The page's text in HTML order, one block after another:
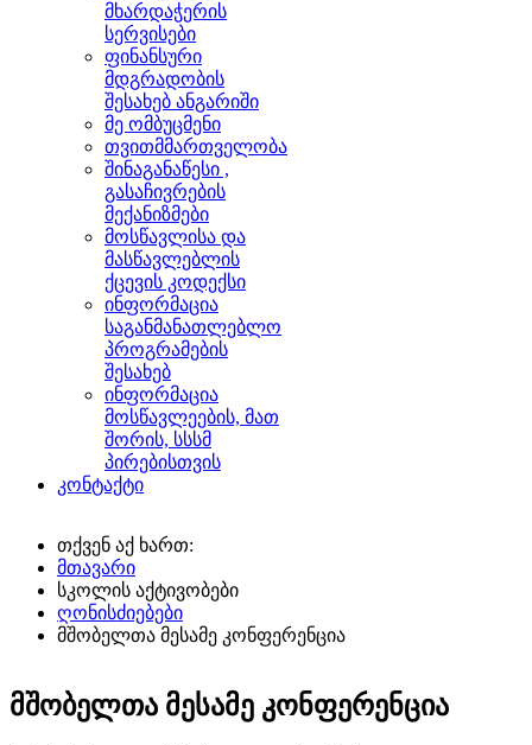
მხარდაჭერის
სერვისები
ფინანსური
მდგრადობის
შესახებ ანგარიში
მე ომბუცმენი
თვითმმართველობა
შინაგანაწესი ,
გასაჩივრების
მექანიზმები
მოსწავლისა და
მასწავლებლის
ქცევის კოდექსი
ინფორმაცია
საგანმანათლებლო
პროგრამების
შესახებ
ინფორმაცია
მოსწავლეების, მათ
შორის, სსსმ
პირებისთვის
კონტაქტი
თქვენ აქ ხართ:
მთავარი
სკოლის აქტივობები
ღონისძიებები
მშობელთა მესამე კონფერენცია
მშობელთა მესამე კონფერენცია